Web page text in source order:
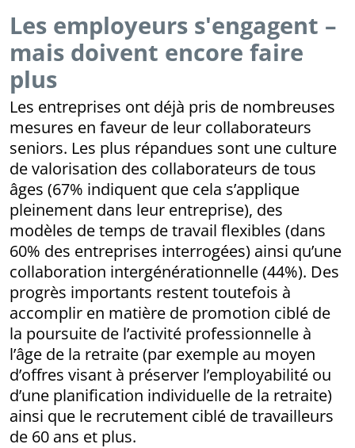
Les employeurs s'engagent –
mais doivent encore faire
plus
Les entreprises ont déjà pris de nombreuses
mesures en faveur de leur collaborateurs
seniors. Les plus répandues sont une culture
de valorisation des collaborateurs de tous
âges (67% indiquent que cela s’applique
pleinement dans leur entreprise), des
modèles de temps de travail flexibles (dans
60% des entreprises interrogées) ainsi qu’une
collaboration intergénérationnelle (44%). Des
progrès importants restent toutefois à
accomplir en matière de promotion ciblé de
la poursuite de l’activité professionnelle à
l’âge de la retraite (par exemple au moyen
d’offres visant à préserver l’employabilité ou
d’une planification individuelle de la retraite)
ainsi que le recrutement ciblé de travailleurs
de 60 ans et plus.